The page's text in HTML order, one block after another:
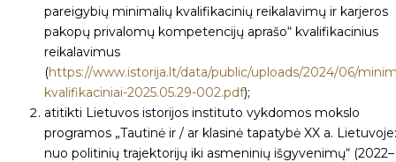
pareigybių minimalių kvalifikacinių reikalavimų ir karjeros
pakopų privalomų kompetencijų aprašo“ kvalifikacinius
reikalavimus
(https://www.istorija.lt/data/public/uploads/2024/06/
kvalifikaciniai-2025.05.29-002.pdf);
atitikti Lietuvos istorijos instituto vykdomos mokslo
programos „Tautinė ir / ar klasinė tapatybė XX a. Lietuvoje:
nuo politinių trajektorijų iki asmeninių išgyvenimų“ (2022–